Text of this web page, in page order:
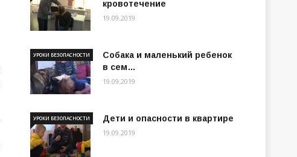
кровотечение
19.09.2019
Собака и маленький ребенок
в сем…
УРОКИ БЕЗОПАСНОСТИ
19.09.2019
Дети и опасности в квартире
УРОКИ БЕЗОПАСНОСТИ
19.09.2019